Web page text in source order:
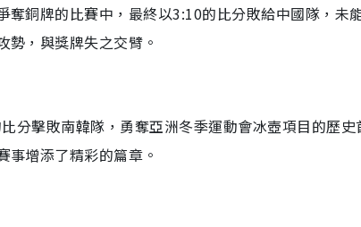
銅牌的比賽中，最終以3:10的比分敗給中國隊，未
，與獎牌失之交臂。
分擊敗南韓隊，勇奪亞洲冬季運動會冰壺項目的歷史
事增添了精彩的篇章。